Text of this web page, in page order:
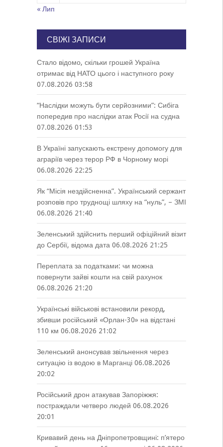
« Лип
СВІЖІ ЗАПИСИ
Стало відомо, скільки грошей Україна
отримає від НАТО цього і наступного року
07.08.2026 03:58
“Наслідки можуть бути серйозними”: Сибіга
попередив про наслідки атак Росії на судна
07.08.2026 01:53
В Україні запускають екстрену допомогу для
аграріїв через терор РФ в Чорному морі
06.08.2026 22:25
Як “Місія нездійсненна”. Український сержант
розповів про труднощі шляху на “нуль”, – ЗМІ
06.08.2026 21:40
Зеленський здійснить перший офіційний візит
до Сербії, відома дата 06.08.2026 21:25
Переплата за податками: чи можна
повернути зайві кошти на свій рахунок
06.08.2026 21:20
Українські військові встановили рекорд,
збивши російський «Орлан-30» на відстані
110 км 06.08.2026 21:02
Зеленський анонсував звільнення через
ситуацію із водою в Марганці 06.08.2026
20:02
Російський дрон атакував Запоріжжя:
постраждали четверо людей 06.08.2026
20:01
Кривавий день на Дніпропетровщині: п’ятеро